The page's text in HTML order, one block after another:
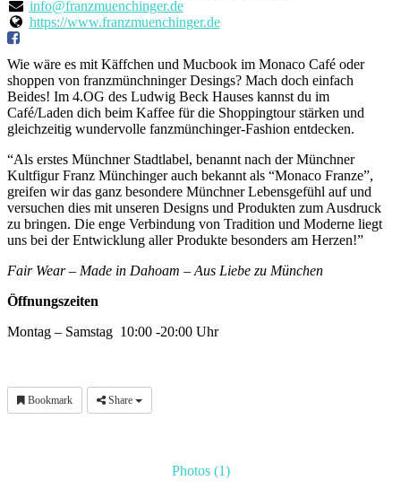
info@franzmuenchinger.de
https://www.franzmuenchinger.de
Wie wäre es mit Käffchen und Mucbook im Monaco Café oder
shoppen von franzmünchninger Desings? Mach doch einfach
Beides! Im 4.OG des Ludwig Beck Hauses kannst du im
Café/Laden dich beim Kaffee für die Shoppingtour stärken und
gleichzeitig wundervolle fanzmünchinger-Fashion entdecken.
“Als erstes Münchner Stadtlabel, benannt nach der Münchner
Kultfigur Franz Münchinger auch bekannt als “Monaco Franze”,
greifen wir das ganz besondere Münchner Lebensgefühl auf und
versuchen dies mit unseren Designs und Produkten zum Ausdruck
zu bringen. Die enge Verbindung von Tradition und Moderne liegt
uns bei der Entwicklung aller Produkte besonders am Herzen!”
Fair Wear – Made in Dahoam – Aus Liebe zu München
Öffnungszeiten
Montag – Samstag 10:00 -20:00 Uhr
Bookmark Share
Photos (1)